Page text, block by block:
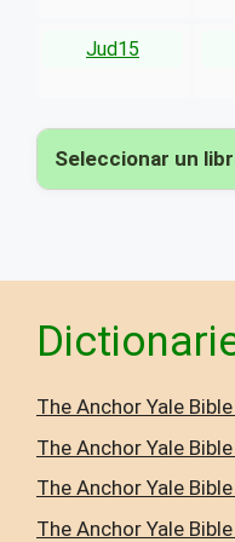
Jud15
Seleccionar un
The Anchor Yale
The Anchor Yale
The Anchor Yale
The Anchor Yale